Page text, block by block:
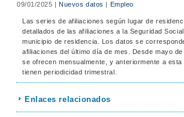
09/01/2025 |Nuevos datos | Empleo
Las series de afiliaciones según lugar de
detallados de las afiliaciones a la Seguridad
municipio de residencia. Los datos se
afiliaciones del último día de mes. Desde mayo
se ofrecen mensualmente, y anteriormente a esta
tienen periodicidad trimestral.
Enlaces relacionados